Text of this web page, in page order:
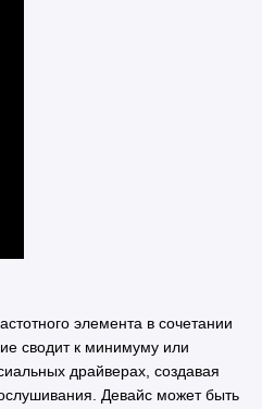
элемента в сочетании
сводит к минимуму или
драйверах, создавая
Девайс может быть